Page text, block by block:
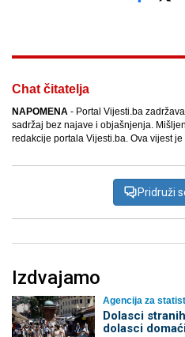
Chat čitatelja
NAPOMENA - Portal Vijesti.ba
sadržaj bez najave i objašnjenja.
redakcije portala Vijesti.ba. Ova vijest
Pridruži
Izdvajamo
Agencija za
Dolasci
dolasci